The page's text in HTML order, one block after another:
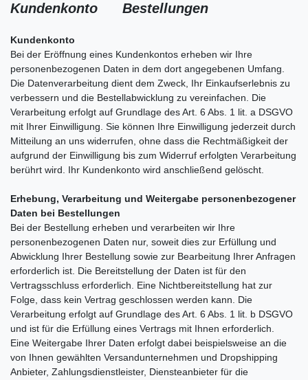
Kundenkonto Bestellungen
Kundenkonto
Bei der Eröffnung eines Kundenkontos erheben wir Ihre
personenbezogenen Daten in dem dort angegebenen Umfang.
Die Datenverarbeitung dient dem Zweck, Ihr Einkaufserlebnis zu
verbessern und die Bestellabwicklung zu vereinfachen. Die
Verarbeitung erfolgt auf Grundlage des Art. 6 Abs. 1 lit. a DSGVO
mit Ihrer Einwilligung. Sie können Ihre Einwilligung jederzeit durch
Mitteilung an uns widerrufen, ohne dass die Rechtmäßigkeit der
aufgrund der Einwilligung bis zum Widerruf erfolgten Verarbeitung
berührt wird. Ihr Kundenkonto wird anschließend gelöscht.
Erhebung, Verarbeitung und Weitergabe personenbezogener
Daten bei Bestellungen
Bei der Bestellung erheben und verarbeiten wir Ihre
personenbezogenen Daten nur, soweit dies zur Erfüllung und
Abwicklung Ihrer Bestellung sowie zur Bearbeitung Ihrer Anfragen
erforderlich ist. Die Bereitstellung der Daten ist für den
Vertragsschluss erforderlich. Eine Nichtbereitstellung hat zur
Folge, dass kein Vertrag geschlossen werden kann. Die
Verarbeitung erfolgt auf Grundlage des Art. 6 Abs. 1 lit. b DSGVO
und ist für die Erfüllung eines Vertrags mit Ihnen erforderlich.
Eine Weitergabe Ihrer Daten erfolgt dabei beispielsweise an die
von Ihnen gewählten Versandunternehmen und Dropshipping
Anbieter, Zahlungsdienstleister, Diensteanbieter für die